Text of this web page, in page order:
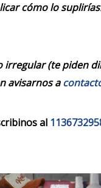
cómo lo
(te piden
avisarnos a
al